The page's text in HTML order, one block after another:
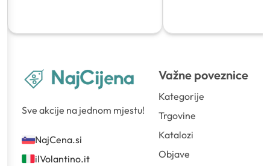
Sve akcije na jednom mjestu!
NajCena.si
ilVolantino.it
Važne poveznice
Kategorije
Trgovine
Katalozi
Objave